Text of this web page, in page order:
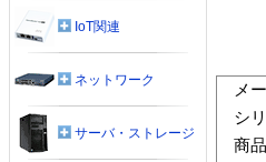
メ
シ
商
IoT関連
ネットワーク
サーバ・ストレージ